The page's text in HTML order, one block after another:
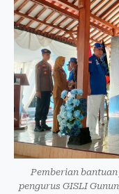
Pemberian
pengurus GISLI